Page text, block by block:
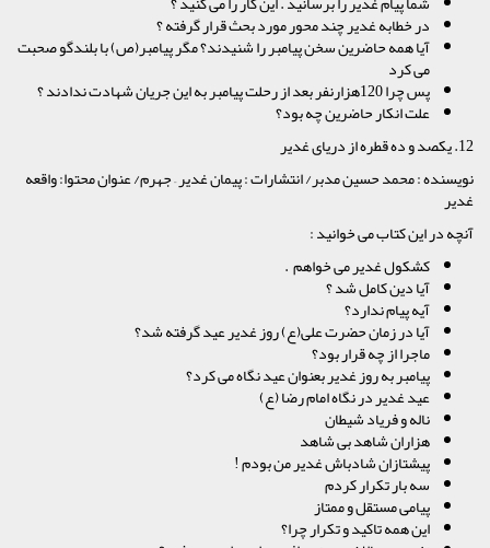
در خطابه غدیر چند محور مورد بحث قرار گرفته ؟
آیا همه حاضرین سخن پیامبر را شنیدند؟ مگر پیامبر(ص) با بلندگو صحبت
می کرد
پس چرا 120هزارنفر بعد از رحلت پیامبر به این جریان شهادت ندادند ؟
علت انکار حاضرین چه بود؟
12. یکصد و ده قطره از دریای غدیر
نویسنده : محمد حسین مدبر/ انتشارات : پیمان غدیر – جهرم/ عنوان محتوا: واقعه
غدیر
آنچه در این کتاب می خوانید :
کشکول غدیر می خواهم .
آیا دین کامل شد ؟
آیه پیام ندارد؟
آیا در زمان حضرت علی(ع) روز غدیر عید گرفته شد؟
ماجرا از چه قرار بود؟
پیامبر به روز غدیر بعنوان عید نگاه می کرد؟
عید غدیر در نگاه امام رضا (ع)
ناله و فریاد شیطان
هزاران شاهد بی شاهد
پیشتازان شادباش غدیر من بودم !
سه بار تکرار کردم
پیامی مستقل و ممتاز
این همه تاکید و تکرار چرا؟